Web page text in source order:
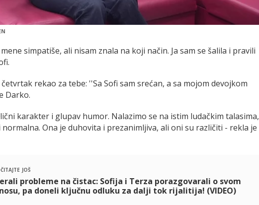
simpatiše, ali nisam znala na koji način. Ja sam se šalila i pravili
rekao za tebe: ''Sa Sofi sam srećan, a sa mojom devojkom
Darko.
karakter i glupav humor. Nalazimo se na istim ludačkim talasima,
normalna. Ona je duhovita i prezanimljiva, ali oni su različiti - rekla je
još
probleme na čistac: Sofija i Terza porazgovarali o svom
pa doneli ključnu odluku za dalji tok rijalitija! (VIDEO)